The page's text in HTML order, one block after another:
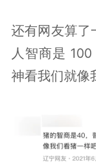
还有网友算了
人智商是
神看我们就像